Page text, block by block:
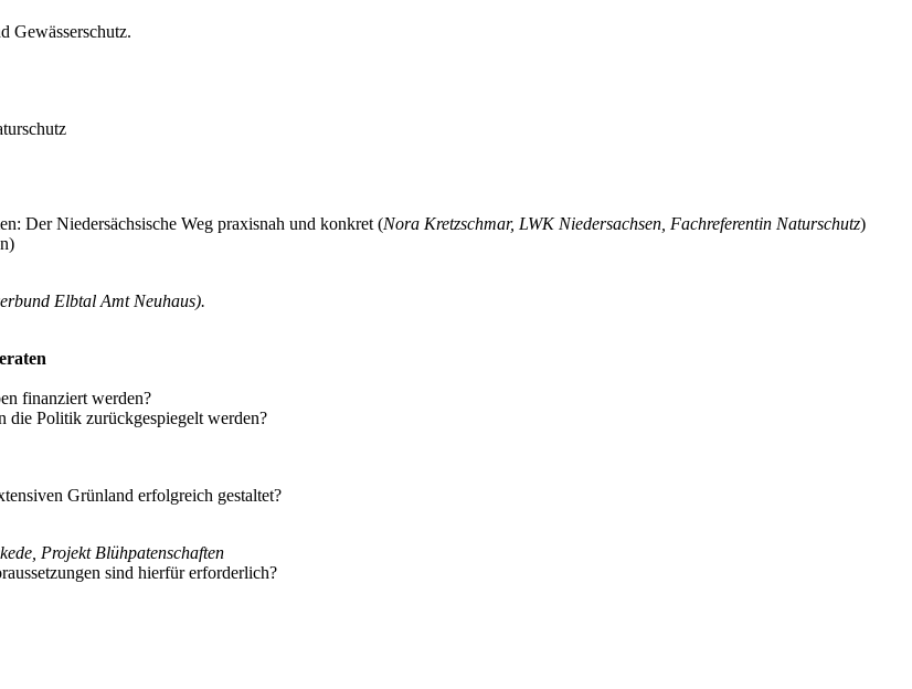
Gewässerschutz.
Der Niedersächsische Weg praxisnah und konkret (Nora Kretzschmar, LWK Niedersachsen, Fachreferentin Naturschutz)
Elbtal Amt Neuhaus).
finanziert werden?
die Politik zurückgespiegelt werden?
Grünland erfolgreich gestaltet?
Projekt Blühpatenschaften
sind hierfür erforderlich?